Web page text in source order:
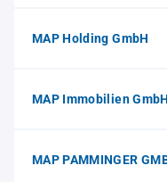
MAP Holding GmbH
MAP Immobilien GmbH
MAP PAMMINGER